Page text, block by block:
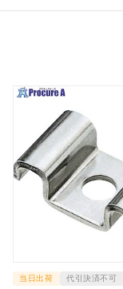
当日出荷 代引決済不可